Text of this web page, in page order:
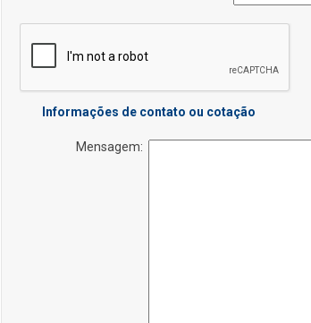
Informações de contato ou cotação
Mensagem: